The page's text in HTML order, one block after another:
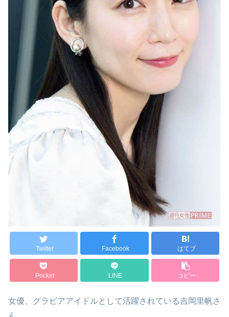
Twitter Facebook はてブ
Pocket LINE コピー
女優、グラビアアイドルとして活躍されている吉岡里帆さ
ん。